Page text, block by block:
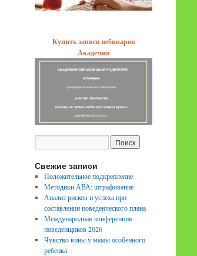
Купить записи вебинаров
Академии
Свежие записи
Положительное подкрепление
Методики АВА: штрафование
Анализ рисков и успеха при
составлении поведенческого плана
Международная конференция
поведенщиков 2026
Чувство вины у мамы особенного
ребенка